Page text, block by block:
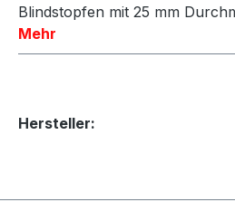
Blindstopfen mit 25 mm
Mehr
Hersteller: